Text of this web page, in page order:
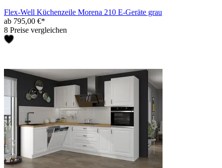
Flex-Well Küchenzeile Morena 210 E-Geräte grau
ab 795,00 €*
8 Preise vergleichen